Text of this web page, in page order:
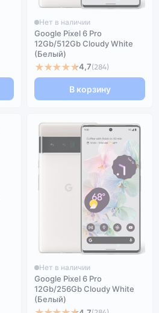
Нет в наличии
Google Pixel 6 Pro
12Gb/512Gb Cloudy White
(Белый)
★★★★★4,7(284)
В корзину
Нет в наличии
Google Pixel 6 Pro
12Gb/256Gb Cloudy White
(Белый)